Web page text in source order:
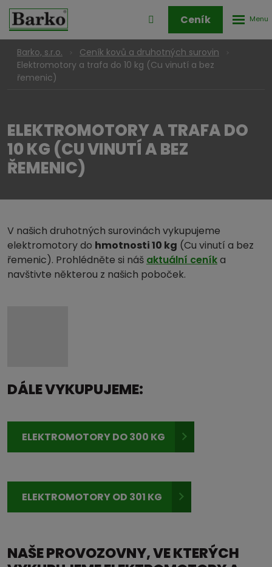
Přihlášení
klienstké
zóny
Ceník
Barko, s.r.o.
Ceník kovů a druhotných surovin
Elektromotory a trafa do 10 kg (Cu vinutí a bez
řemenic)
ELEKTROMOTORY A TRAFA DO
10 KG (CU VINUTÍ A BEZ
ŘEMENIC)
V našich druhotných surovinách vykupujeme
elektromotory do hmotnosti 10 kg (Cu vinutí a bez
řemenic). Prohlédněte si náš aktuální ceníka
navštivte některou z našich poboček.
DÁLE VYKUPUJEME:
ELEKTROMOTORY DO 300 KG
ELEKTROMOTORY OD 301 KG
NAŠE PROVOZOVNY, VE KTERÝCH